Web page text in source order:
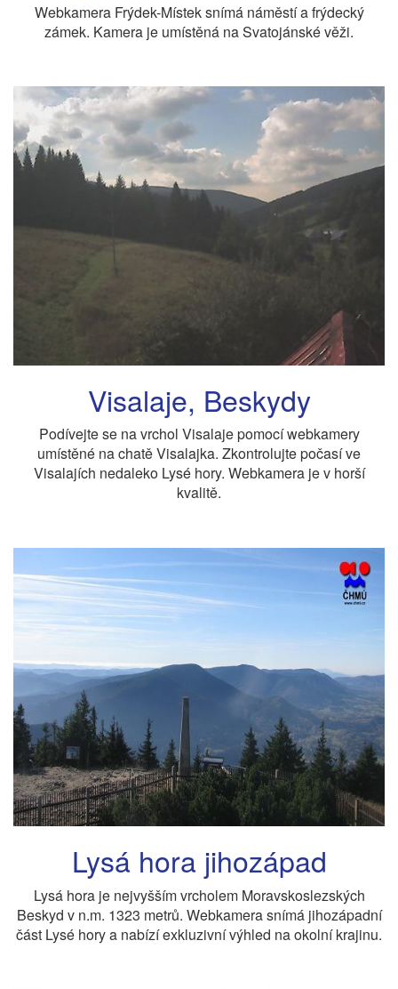
Webkamera Frýdek-Místek snímá náměstí a frýdecký
zámek. Kamera je umístěná na Svatojánské věži.
Visalaje, Beskydy
Podívejte se na vrchol Visalaje pomocí webkamery
umístěné na chatě Visalajka. Zkontrolujte počasí ve
Visalajích nedaleko Lysé hory. Webkamera je v horší
kvalitě.
Lysá hora jihozápad
Lysá hora je nejvyšším vrcholem Moravskoslezských
Beskyd v n.m. 1323 metrů. Webkamera snímá jihozápadní
část Lysé hory a nabízí exkluzivní výhled na okolní krajinu.